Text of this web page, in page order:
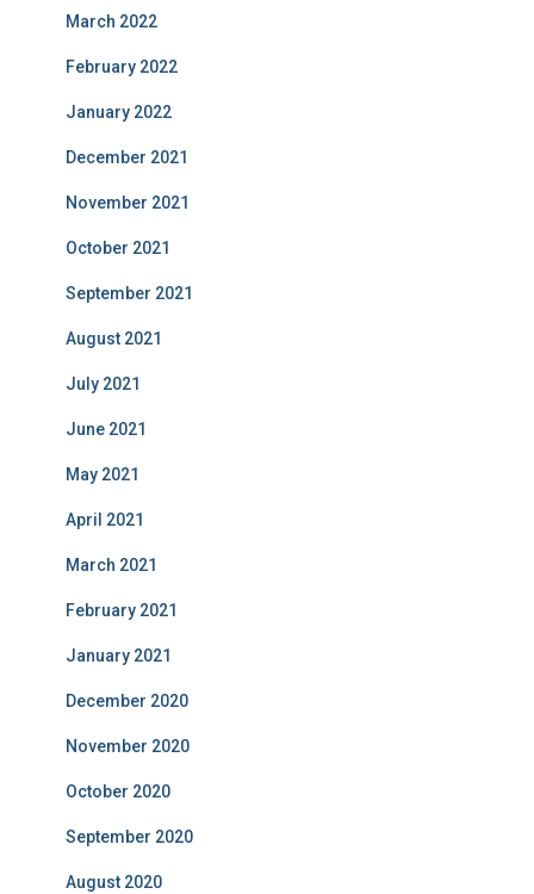
March 2022
February 2022
January 2022
December 2021
November 2021
October 2021
September 2021
August 2021
July 2021
June 2021
May 2021
April 2021
March 2021
February 2021
January 2021
December 2020
November 2020
October 2020
September 2020
August 2020